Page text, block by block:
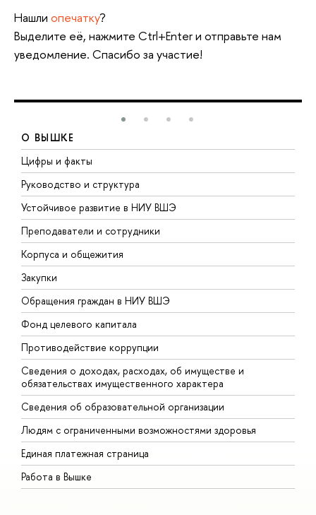
Нашли опечатку?
Выделите её, нажмите Ctrl+Enter и отправьте нам
уведомление. Спасибо за участие!
О ВЫШКЕ
Цифры и факты
Руководство и структура
Устойчивое развитие в НИУ ВШЭ
Преподаватели и сотрудники
Корпуса и общежития
Закупки
Обращения граждан в НИУ ВШЭ
Фонд целевого капитала
Противодействие коррупции
Сведения о доходах, расходах, об имуществе и
обязательствах имущественного характера
Сведения об образовательной организации
Людям с ограниченными возможностями здоровья
Единая платежная страница
Работа в Вышке